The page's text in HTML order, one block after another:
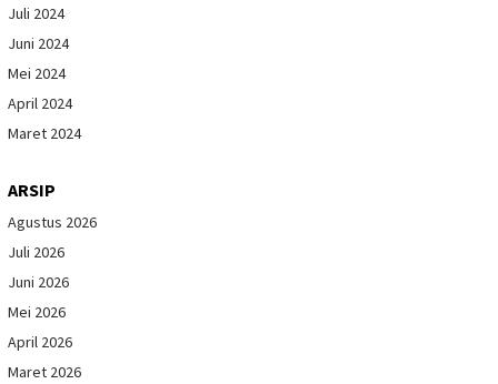
Juli 2024
Juni 2024
Mei 2024
April 2024
Maret 2024
ARSIP
Agustus 2026
Juli 2026
Juni 2026
Mei 2026
April 2026
Maret 2026